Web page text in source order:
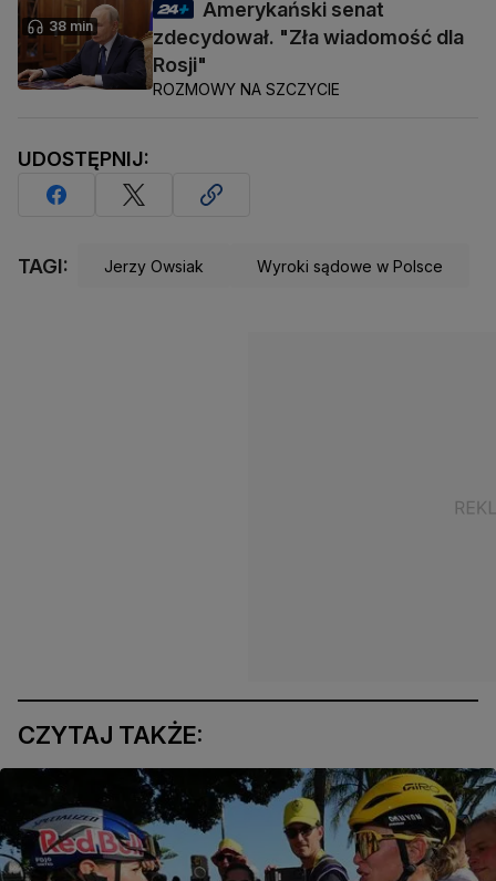
38 min
Amerykański senat
zdecydował. "Zła wiadomość dla
Rosji"
ROZMOWY NA SZCZYCIE
UDOSTĘPNIJ:
TAGI: Jerzy Owsiak Wyroki sądowe w Polsce
CZYTAJ TAKŻE: